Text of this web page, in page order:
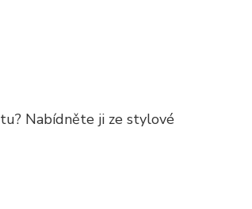
Nabídněte ji ze stylové